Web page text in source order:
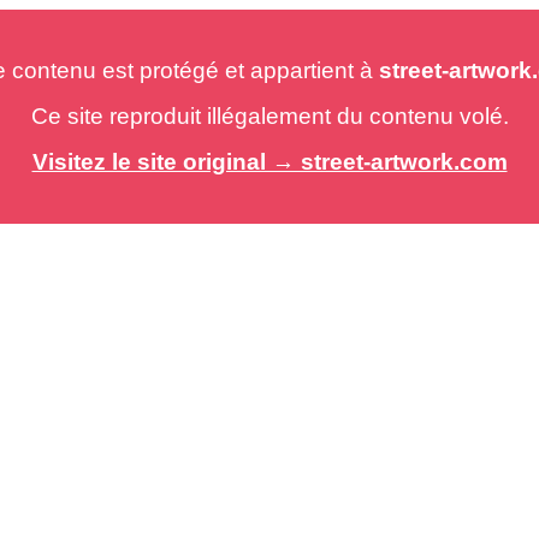
est protégé et appartient à street-
Ce site reproduit illégalement du contenu volé.
Visitez le site original → street-artwork.com